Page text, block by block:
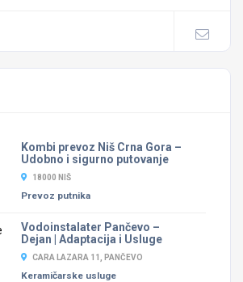
Kombi prevoz Niš Crna Gora –
Udobno i sigurno putovanje
18000 NIŠ
Prevoz putnika
Vodoinstalater Pančevo –
Dejan | Adaptacija i Usluge
CARA LAZARA 11, PANČEVO
Keramičarske usluge